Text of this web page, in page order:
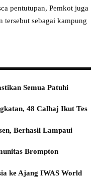
pentutupan, Pemkot juga
tersebut sebagai kampung
Semua Patuhi
48 Calhaj Ikut Tes
Berhasil Lampaui
Brompton
ke Ajang IWAS World